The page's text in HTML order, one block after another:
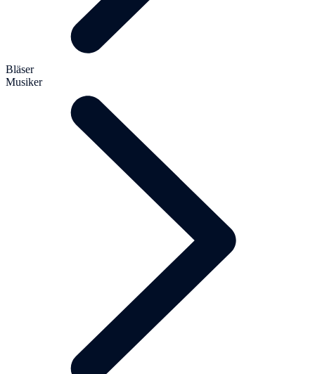
Bläser
Musiker